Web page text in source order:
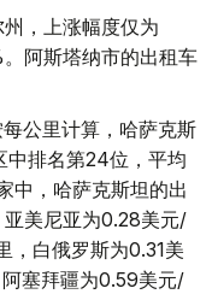
，上涨幅度仅为
阿斯塔纳市的出租车
公里计算，哈萨克斯
中排名第24位，平均
中，哈萨克斯坦的出
美尼亚为0.28美元/
，白俄罗斯为0.31美
塞拜疆为0.59美元/